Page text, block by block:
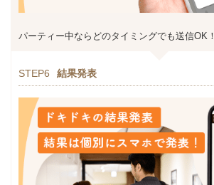
パーティー中ならどのタイミングでも送信OK！
STEP6 結果発表